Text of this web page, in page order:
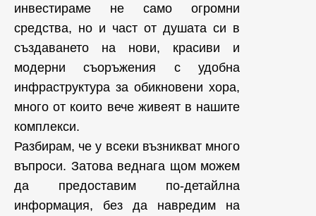
инвестираме не само огромни
средства, но и част от душата си в
създаването на нови, красиви и
модерни съоръжения с удобна
инфраструктура за обикновени хора,
много от които вече живеят в нашите
комплекси.
Разбирам, че у всеки възникват много
въпроси. Затова веднага щом можем
да предоставим по-детайлна
информация, без да навредим на